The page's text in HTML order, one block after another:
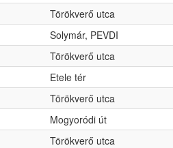
Törökverő utca
Solymár, PEVDI
Törökverő utca
Etele tér
Törökverő utca
Mogyoródi út
Törökverő utca